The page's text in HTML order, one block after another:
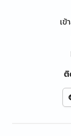
เ
ติ